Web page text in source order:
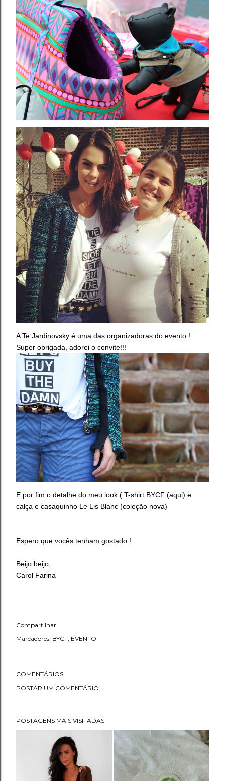
A Te Jardinovsky é uma das organizadoras do evento !
Super obrigada, adorei o convite!!!
E por fim o detalhe do meu look ( T-shirt BYCF (aqui) e
calça e casaquinho Le Lis Blanc (coleção nova)
Espero que vocês tenham gostado !
Beijo beijo,
Carol Farina
Compartilhar
Marcadores: BYCF EVENTO
COMENTÁRIOS
POSTAR UM COMENTÁRIO
POSTAGENS MAIS VISITADAS